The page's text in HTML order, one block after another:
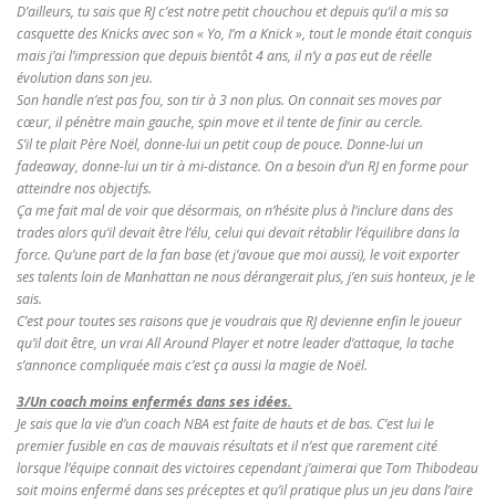
D’ailleurs, tu sais que RJ c’est notre petit chouchou et depuis qu’il a mis sa
casquette des Knicks avec son « Yo, I’m a Knick », tout le monde était conquis
mais j’ai l’impression que depuis bientôt 4 ans, il n’y a pas eut de réelle
évolution dans son jeu.
Son handle n’est pas fou, son tir à 3 non plus. On connait ses moves par
cœur, il pénètre main gauche, spin move et il tente de finir au cercle.
S’il te plait Père Noël, donne-lui un petit coup de pouce. Donne-lui un
fadeaway, donne-lui un tir à mi-distance. On a besoin d’un RJ en forme pour
atteindre nos objectifs.
Ça me fait mal de voir que désormais, on n’hésite plus à l’inclure dans des
trades alors qu’il devait être l’élu, celui qui devait rétablir l’équilibre dans la
force. Qu’une part de la fan base (et j’avoue que moi aussi), le voit exporter
ses talents loin de Manhattan ne nous dérangerait plus, j’en suis honteux, je le
sais.
C’est pour toutes ses raisons que je voudrais que RJ devienne enfin le joueur
qu’il doit être, un vrai All Around Player et notre leader d’attaque, la tache
s’annonce compliquée mais c’est ça aussi la magie de Noël.
3/Un coach moins enfermés dans ses idées.
Je sais que la vie d’un coach NBA est faite de hauts et de bas. C’est lui le
premier fusible en cas de mauvais résultats et il n’est que rarement cité
lorsque l’équipe connait des victoires cependant j’aimerai que Tom Thibodeau
soit moins enfermé dans ses préceptes et qu’il pratique plus un jeu dans l’aire